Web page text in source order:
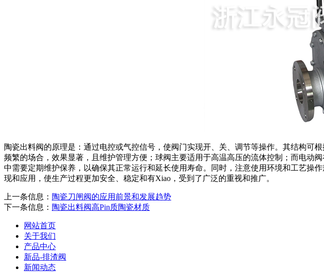
陶瓷出料阀的原理是：通过电控或气控信号，使阀门实现开、关、调节等操作。其结构
频繁的场合，效果显著，且维护管理方便；球阀主要适用于高温高压的流体控制；而电动
中需要定期维护保养，以确保其正常运行和延长使用寿命。同时，注意使用环境和工艺操
现和应用，使生产过程更加安全、稳定和有Xiao，受到了广泛的重视和推广。
上一条信息： 陶瓷刀闸阀的应用前景和发展趋势
下一条信息： 陶瓷出料阀高Pin质陶瓷材质
网站首页
关于我们
产品中心
新品-排渣阀
新闻动态